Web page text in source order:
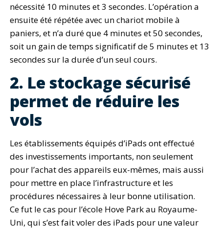
nécessité 10 minutes et 3 secondes. L’opération a
ensuite été répétée avec un chariot mobile à
paniers, et n’a duré que 4 minutes et 50 secondes,
soit un gain de temps significatif de 5 minutes et 13
secondes sur la durée d’un seul cours.
2. Le stockage sécurisé
permet de réduire les
vols
Les établissements équipés d’iPads ont effectué
des investissements importants, non seulement
pour l’achat des appareils eux-mêmes, mais aussi
pour mettre en place l’infrastructure et les
procédures nécessaires à leur bonne utilisation.
Ce fut le cas pour l’école Hove Park au Royaume-
Uni, qui s’est fait voler des iPads pour une valeur